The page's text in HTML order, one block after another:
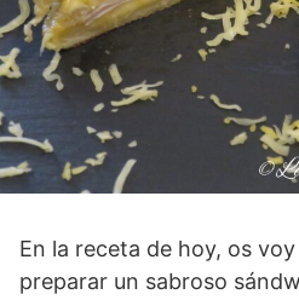
En la receta de hoy, os
preparar un sabroso